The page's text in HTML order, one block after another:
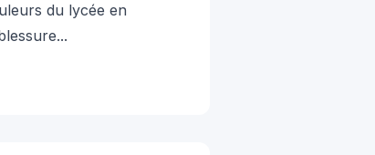
du lycée en